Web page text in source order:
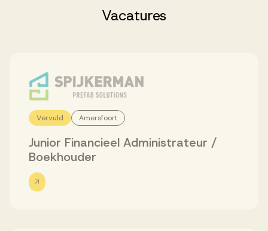
Vervulde vacatures
Over AV
Ons team
Vacatures
Vervuld Amersfoort
Junior Financieel Administrateur /
Boekhouder